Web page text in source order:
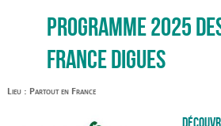
Programme 2025
France Digues
Lieu : Partout en France